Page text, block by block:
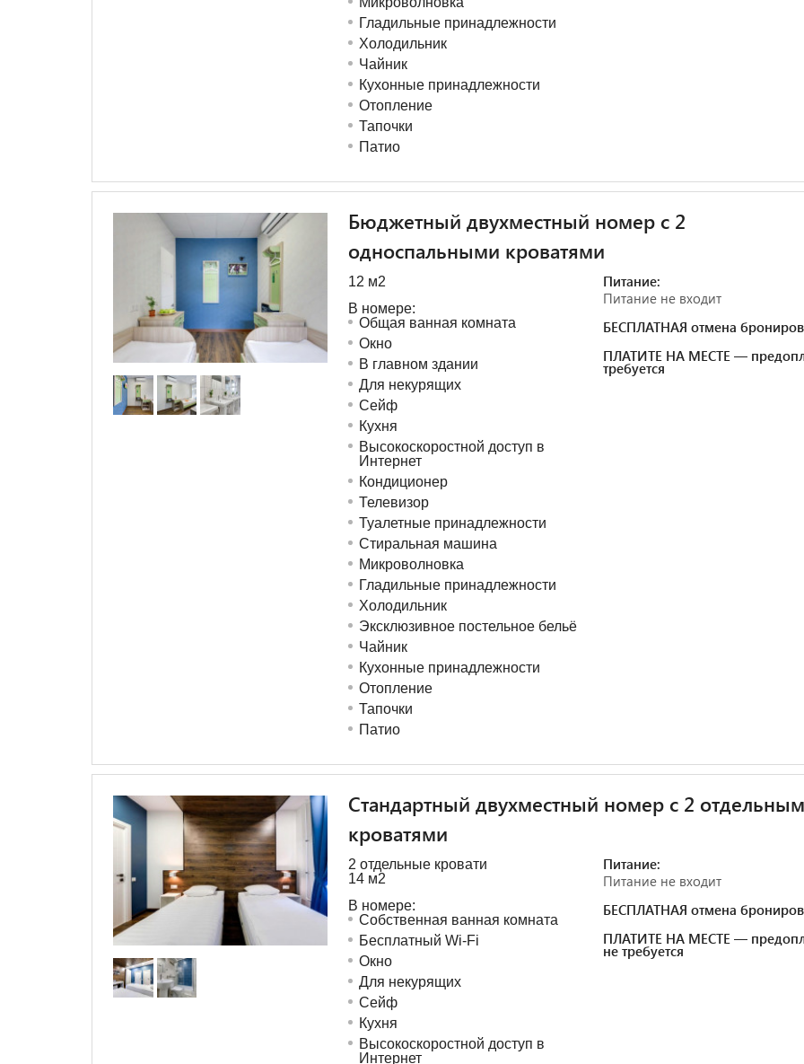
Гладильные принадлежности
Холодильник
Чайник
Кухонные принадлежности
Отопление
Тапочки
Патио
Бюджетный двухместный номер c 2
односпальными кроватями
12 м2
В номере:
Общая ванная комната
Окно
В главном здании
Для некурящих
Сейф
Кухня
Высокоскоростной доступ в
Интернет
Кондиционер
Телевизор
Туалетные принадлежности
Стиральная машина
Микроволновка
Гладильные принадлежности
Холодильник
Эксклюзивное постельное бельё
Чайник
Кухонные принадлежности
Отопление
Тапочки
Патио
Питание:
Питание не входит
БЕСПЛАТНАЯ отмена
ПЛАТИТЕ НА МЕСТЕ —
требуется
Стандартный двухместный номер с 2
кроватями
2 отдельные кровати
14 м2
В номере:
Собственная ванная комната
Бесплатный Wi-Fi
Окно
Для некурящих
Сейф
Кухня
Высокоскоростной доступ в
Интернет
Питание:
Питание не входит
БЕСПЛАТНАЯ отмена
ПЛАТИТЕ НА МЕСТЕ —
не требуется